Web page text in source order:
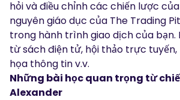
hỏi và điều chỉnh các chiến lược
nguyên giáo dục của The Trading
trong hành trình giao dịch của bạn.
từsách điện tử, hội thảo trực tuyến,
họa thông tinv.v.
Những bài học quan trọng từ
Alexander